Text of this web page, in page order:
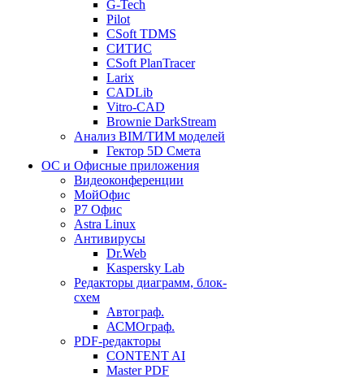
G-Tech
Pilot
CSoft TDMS
СИТИС
CSoft PlanTracer
Larix
CADLib
Vitro-CAD
Brownie DarkStream
Анализ BIM/ТИМ моделей
Гектор 5D Смета
ОС и Офисные приложения
Видеоконференции
МойОфис
P7 Офис
Astra Linux
Антивирусы
Dr.Web
Kaspersky Lab
Редакторы диаграмм, блок-
схем
Автограф.
АСМОграф.
PDF-редакторы
CONTENT AI
Master PDF